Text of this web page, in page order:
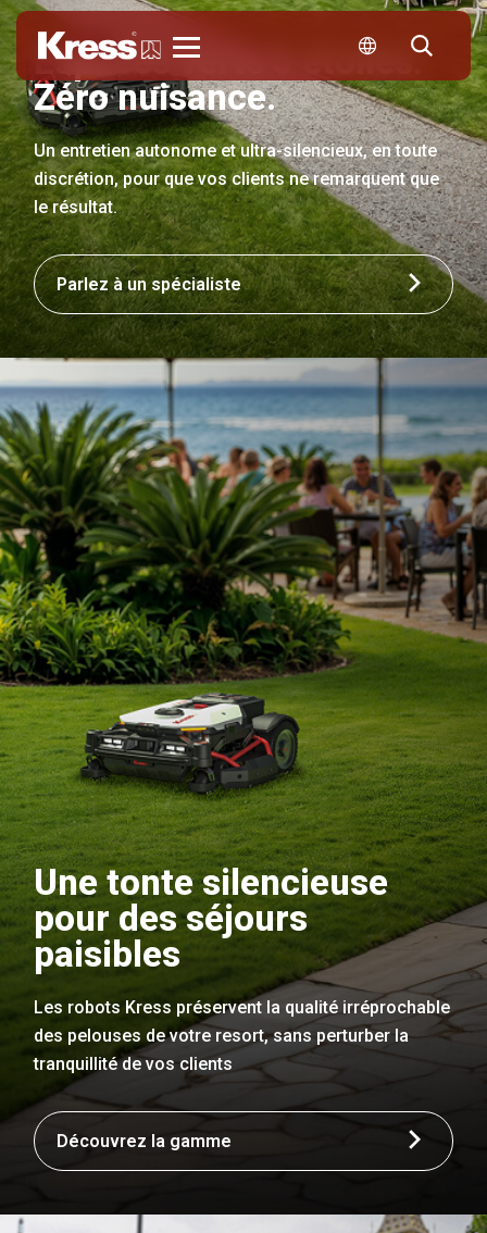
Espaces verts 5 étoiles.
Zéro nuisance.
Un entretien autonome et ultra-silencieux, en toute
discrétion, pour que vos clients ne remarquent que
le résultat.
Parlez à un spécialiste
Une tonte silencieuse
pour des séjours
paisibles
Les robots Kress préservent la qualité irréprochable
des pelouses de votre resort, sans perturber la
tranquillité de vos clients
Découvrez la gamme